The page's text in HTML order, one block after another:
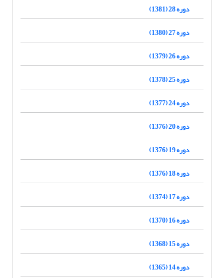
دوره 28 (1381)
دوره 27 (1380)
دوره 26 (1379)
دوره 25 (1378)
دوره 24 (1377)
دوره 20 (1376)
دوره 19 (1376)
دوره 18 (1376)
دوره 17 (1374)
دوره 16 (1370)
دوره 15 (1368)
دوره 14 (1365)